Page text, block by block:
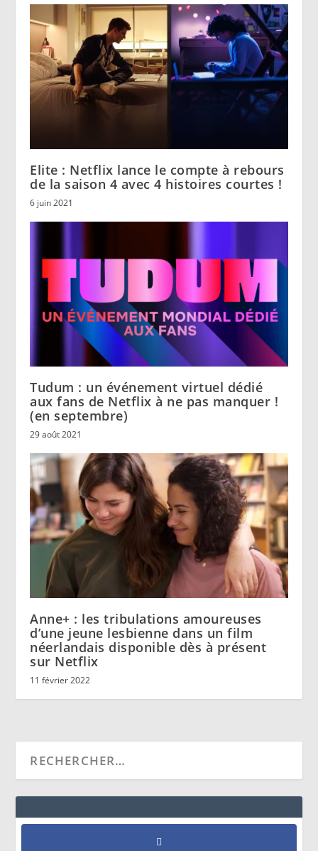
Elite : Netflix lance le compte à rebours
de la saison 4 avec 4 histoires courtes !
6 juin 2021
Tudum : un événement virtuel dédié
aux fans de Netflix à ne pas manquer !
(en septembre)
29 août 2021
Anne+ : les tribulations amoureuses
d’une jeune lesbienne dans un film
néerlandais disponible dès à présent
sur Netflix
11 février 2022